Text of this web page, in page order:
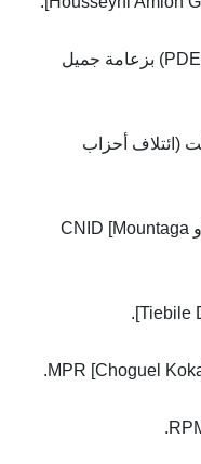
حزب التنمية الاقتصادية والاجتماعية (PDES) بزعامة جميل
(ائتلاف أحزاب
المؤتمر الوطني للمبادرة الديمقراطية أو CNID [Mountaga